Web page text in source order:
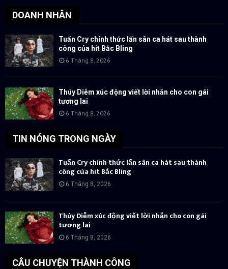
DOANH NHÂN
Tuấn Cry chính thức lấn sân ca hát sau thành
công của hit Bắc Bling
6 Tháng 8, 2026
Thúy Diễm xúc động viết lời nhắn cho con gái
tương lai
6 Tháng 8, 2026
TIN NÓNG TRONG NGÀY
Tuấn Cry chính thức lấn sân ca hát sau thành
công của hit Bắc Bling
6 Tháng 8, 2026
Thúy Diễm xúc động viết lời nhắn cho con gái
tương lai
6 Tháng 8, 2026
CÂU CHUYỆN THÀNH CÔNG